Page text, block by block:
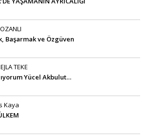
Başarmak ve Özgüven
TEKE
Yücel Akbulut…
Kaya